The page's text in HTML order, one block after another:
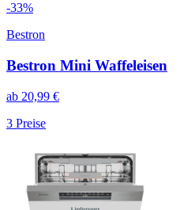
-33%
Bestron
Bestron Mini Waffeleisen
ab 20,99 €
3 Preise